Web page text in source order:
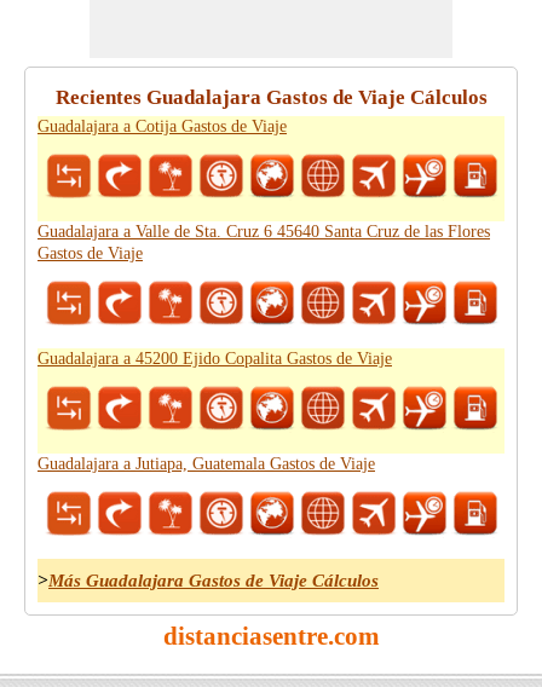
Recientes Guadalajara Gastos de Viaje Cálculos
Guadalajara a Cotija Gastos de Viaje
Guadalajara a Valle de Sta. Cruz 6 45640 Santa Cruz de las Flores
Gastos de Viaje
Guadalajara a 45200 Ejido Copalita Gastos de Viaje
Guadalajara a Jutiapa, Guatemala Gastos de Viaje
>Más Guadalajara Gastos de Viaje Cálculos
distanciasentre.com